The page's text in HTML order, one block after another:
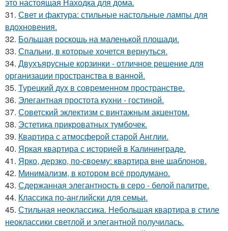
31. Свет и фактура: стильные настольные лампы для
вдохновения.
32. Большая роскошь на маленькой площади.
33. Спальни, в которые хочется вернуться.
34. Двухъярусные корзинки - отличное решение для
организации пространства в ванной.
35. Турецкий дух в современном пространстве.
36. Элегантная простота кухни - гостиной.
37. Советский эклектизм с винтажным акцентом.
38. Эстетика прикроватных тумбочек.
39. Квартира с атмосферой старой Англии.
40. Яркая квартира с историей в Калининграде.
41. Ярко, дерзко, по-своему: квартира вне шаблонов.
42. Минимализм, в котором всё продумано.
43. Сдержанная элегантность в серо - белой палитре.
44. Классика по-английски для семьи.
45. Стильная неоклассика. Небольшая квартира в стиле
неоклассики светлой и элегантной получилась.